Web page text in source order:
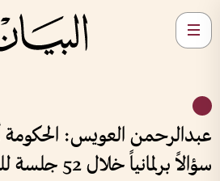
سؤالاً برلمانياً خلال 52 جلسة للوطني